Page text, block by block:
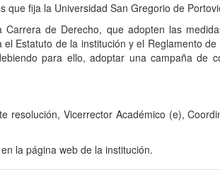
que fija la Universidad San Gregorio de
Carrera de Derecho, que adopten las
Estatuto de la institución y el Reglamento
para ello, adoptar una campaña de
resolución, Vicerrector Académico (e),
la página web de la institución.